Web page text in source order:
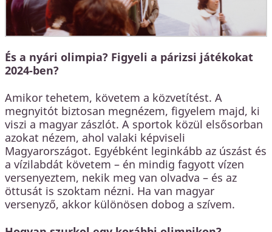
És a nyári olimpia? Figyeli a párizsi játékokat
2024-ben?
Amikor tehetem, követem a közvetítést. A
megnyitót biztosan megnézem, figyelem majd, ki
viszi a magyar zászlót. A sportok közül elsősorban
azokat nézem, ahol valaki képviseli
Magyarországot. Egyébként leginkább az úszást és
a vízilabdát követem – én mindig fagyott vízen
versenyeztem, nekik meg van olvadva – és az
öttusát is szoktam nézni. Ha van magyar
versenyző, akkor különösen dobog a szívem.